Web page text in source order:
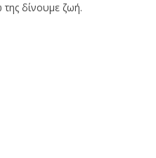
της δίνουμε ζωή.